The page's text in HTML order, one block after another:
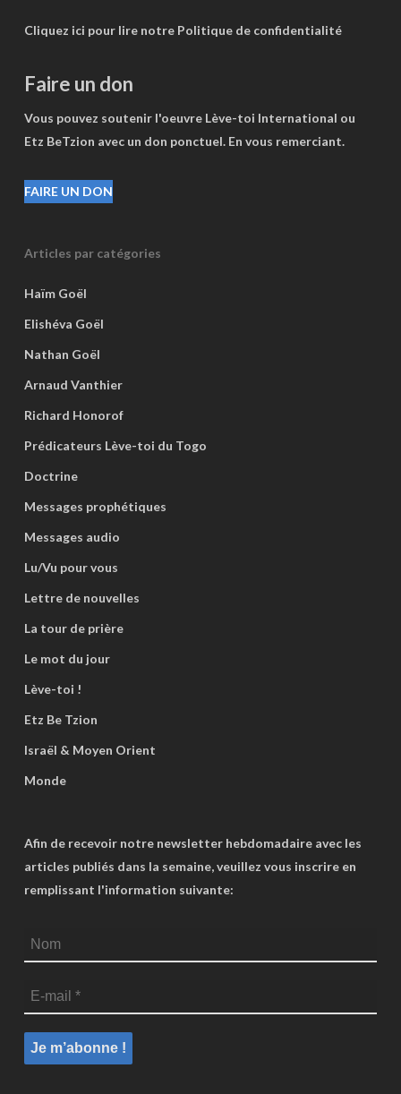
Cliquez ici pour lire notre Politique de confidentialité
Faire un don
Vous pouvez soutenir l'oeuvre Lève-toi International ou
Etz BeTzion avec un don ponctuel. En vous remerciant.
FAIRE UN DON
Articles par catégories
Haïm Goël
Elishéva Goël
Nathan Goël
Arnaud Vanthier
Richard Honorof
Prédicateurs Lève-toi du Togo
Doctrine
Messages prophétiques
Messages audio
Lu/Vu pour vous
Lettre de nouvelles
La tour de prière
Le mot du jour
Lève-toi !
Etz Be Tzion
Israël & Moyen Orient
Monde
Afin de recevoir notre newsletter hebdomadaire avec les
articles publiés dans la semaine, veuillez vous inscrire en
remplissant l'information suivante: